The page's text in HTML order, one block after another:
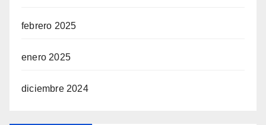
febrero 2025
enero 2025
diciembre 2024